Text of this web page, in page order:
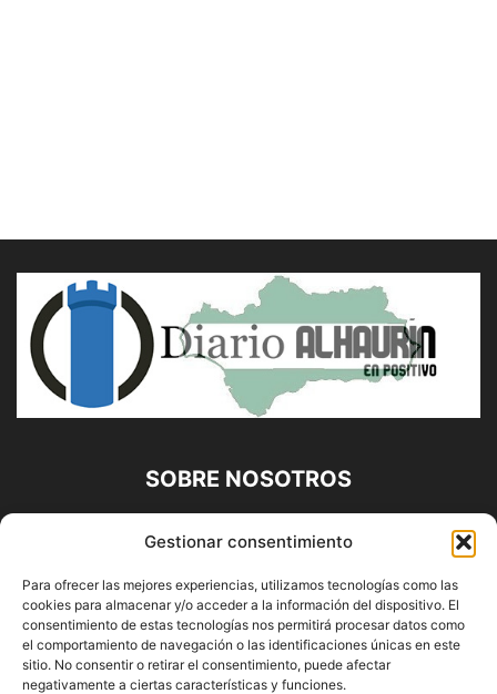
Gestionar consentimiento
Para ofrecer las mejores experiencias, utilizamos tecnologías como las
cookies para almacenar y/o acceder a la información del dispositivo. El
consentimiento de estas tecnologías nos permitirá procesar datos como
el comportamiento de navegación o las identificaciones únicas en este
sitio. No consentir o retirar el consentimiento, puede afectar
negativamente a ciertas características y funciones.
SOBRE NOSOTROS
Diario Alhaurín (www.alhaurindelatorre.com) Propiedad de
Francisco E. López López | 639 95 71 95 | Noticias de
Alhaurín de la Torre, Málaga y Provincia|
Contáctanos:info@alhaurindelatorre.com
SÍGUENOS